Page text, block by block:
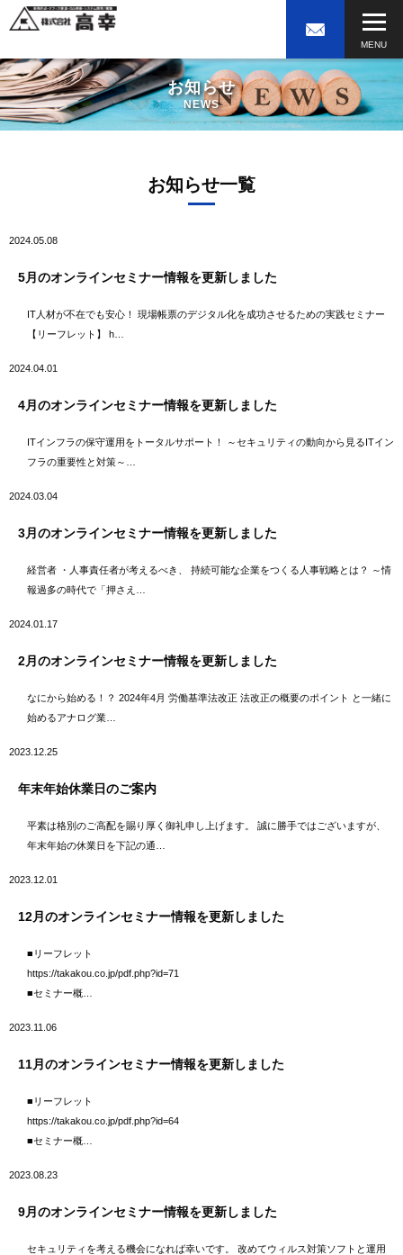
お知らせ
NEWS
お知らせ一覧
2024.05.08
5月のオンラインセミナー情報を更新しました
IT人材が不在でも安心！ 現場帳票のデジタル化を成功させるための実践セミナー
【リーフレット】 h…
2024.04.01
4月のオンラインセミナー情報を更新しました
ITインフラの保守運用をトータルサポート！ ～セキュリティの動向から見るITイン
フラの重要性と対策～…
2024.03.04
3月のオンラインセミナー情報を更新しました
経営者 ・人事責任者が考えるべき、 持続可能な企業をつくる人事戦略とは？ ～情
報過多の時代で「押さえ…
2024.01.17
2月のオンラインセミナー情報を更新しました
なにから始める！？ 2024年4月 労働基準法改正 法改正の概要のポイント と一緒に
始めるアナログ業…
2023.12.25
年末年始休業日のご案内
平素は格別のご高配を賜り厚く御礼申し上げます。 誠に勝手ではございますが、
年末年始の休業日を下記の通…
2023.12.01
12月のオンラインセミナー情報を更新しました
■リーフレット
https://takakou.co.jp/pdf.php?id=71
■セミナー概…
2023.11.06
11月のオンラインセミナー情報を更新しました
■リーフレット
https://takakou.co.jp/pdf.php?id=64
■セミナー概…
2023.08.23
9月のオンラインセミナー情報を更新しました
セキュリティを考える機会になれば幸いです。 改めてウィルス対策ソフトと運用